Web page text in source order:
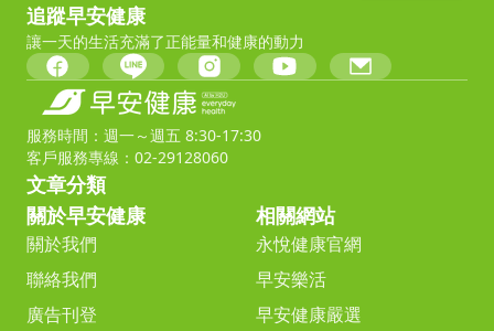
追蹤早安健康
讓一天的生活充滿了正能量和健康的動力
服務時間：週一～週五 8:30-17:30
客戶服務專線：02-29128060
文章分類
關於早安健康
關於我們
聯絡我們
廣告刊登
相關網站
永悅健康官網
早安樂活
早安健康嚴選